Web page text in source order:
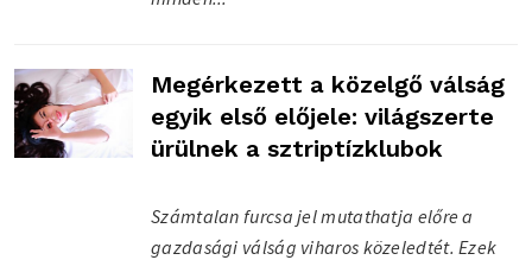
Megérkezett a közelgő válság
egyik első előjele: világszerte
ürülnek a sztriptízklubok
Számtalan furcsa jel mutathatja előre a
gazdasági válság viharos közeledtét. Ezek